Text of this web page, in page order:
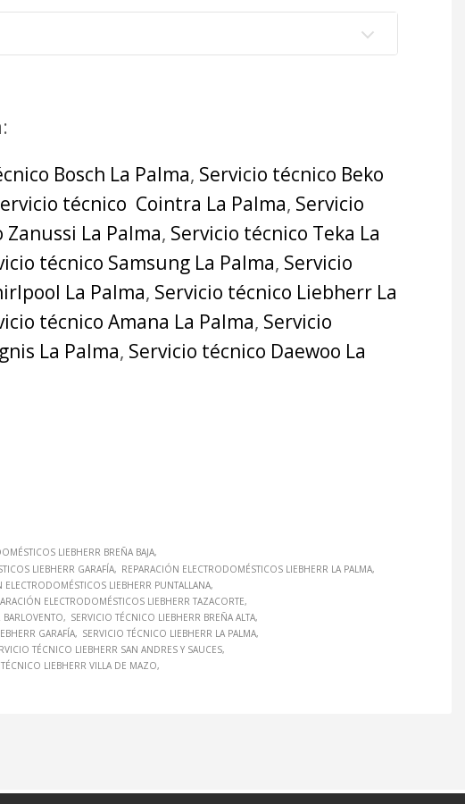
Bosch La Palma, Servicio técnico Beko
técnico Cointra La Palma, Servicio
La Palma, Servicio técnico Teka La
técnico Samsung La Palma, Servicio
La Palma, Servicio técnico Liebherr La
técnico Amana La Palma, Servicio
La Palma, Servicio técnico Daewoo La
LIEBHERR BREÑA BAJA
LIEBHERR GARAFÍA
REPARACIÓN ELECTRODOMÉSTICOS LIEBHERR LA PALMA
ELECTRODOMÉSTICOS LIEBHERR PUNTALLANA
ELECTRODOMÉSTICOS LIEBHERR TAZACORTE
SERVICIO TÉCNICO LIEBHERR BREÑA ALTA
GARAFÍA
SERVICIO TÉCNICO LIEBHERR LA PALMA
TÉCNICO LIEBHERR SAN ANDRES Y SAUCES
LIEBHERR VILLA DE MAZO